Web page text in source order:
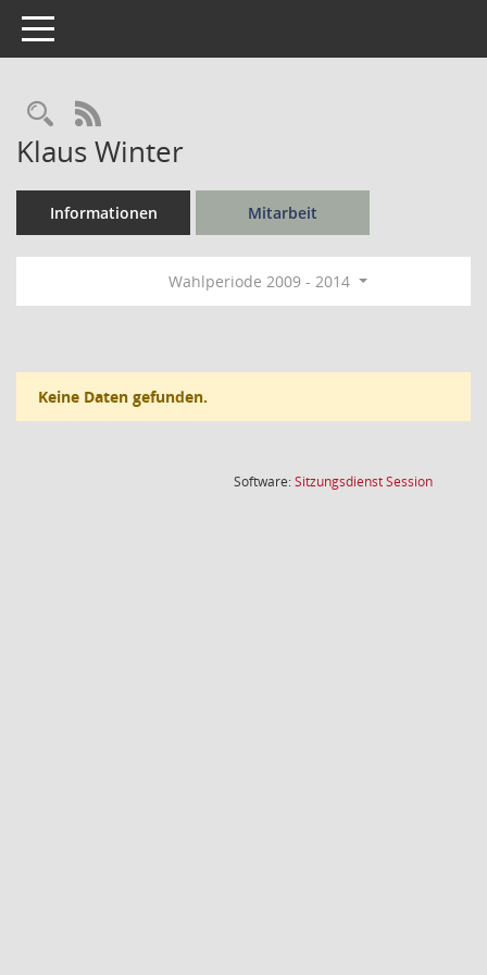
Toggle navigation
Rechercheauswahl
RSS-Feed
Klaus Winter
Informationen Mitarbeit
Wahlperiode 2009 - 2014
Keine Daten gefunden.
Software:SitzungsdienstSession(Wird in